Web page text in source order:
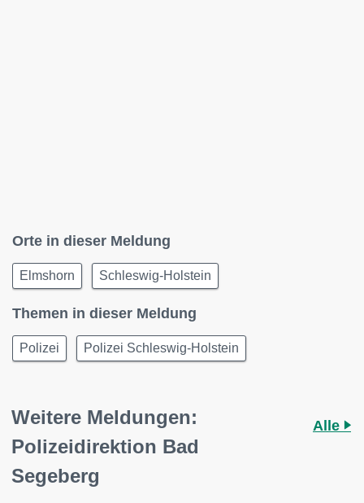
Orte in dieser Meldung
Elmshorn Schleswig-Holstein
Themen in dieser Meldung
Polizei Polizei Schleswig-Holstein
Weitere Meldungen:
Polizeidirektion Bad
Segeberg
Alle